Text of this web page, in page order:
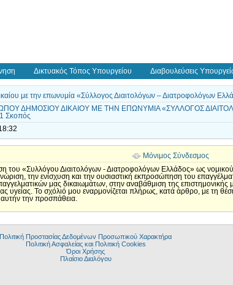
Δικτυακός Τόπος Υπουργείου Διαβουλεύσεις
με την επωνυμία «Σύλλογος Διαιτολόγων – Διατροφολόγων
ΔΗΜΟΣΙΟΥ ΔΙΚΑΙΟΥ ΜΕ ΤΗΝ ΕΠΩΝΥΜΙΑ «ΣΥΛΛΟΓΟΣ
Σκοπός
Μόνιμος Σύνδεσμος
του «Συλλόγου Διαιτολόγων - Διατροφολόγων Ελλάδος» ως
την ενίσχυση και την ουσιαστική εκπροσώπηση του
μας δικαιωμάτων, στην αναβάθμιση της επιστημονικής
Το σχόλιό μου εναρμονίζεται πλήρως, κατά άρθρο, με τη
την προσπάθεια.
Πολιτική Προστασίας Δεδομένων Προσωπικού Χαρακτήρα
Πολιτική Ασφαλείας και Πολιτική Cookies
Όροι Χρήσης
Πλαίσιο Διαλόγου